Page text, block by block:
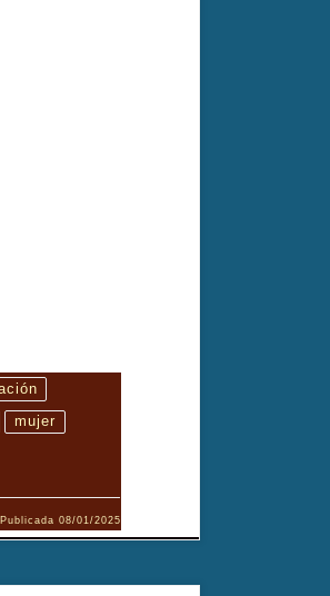
mujer
Publicada 08/01/2025